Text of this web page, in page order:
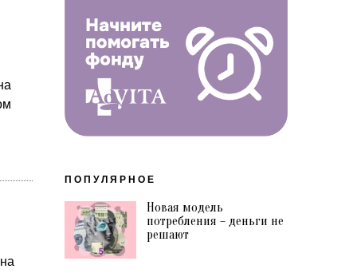
ПОПУЛЯРНОЕ
Новая модель
потребления – деньги не
решают